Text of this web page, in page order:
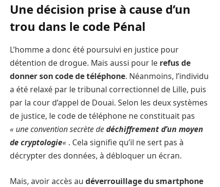
Une décision prise à cause d’un
trou dans le code Pénal
L’homme a donc été poursuivi en justice pour
détention de drogue. Mais aussi pour le refus de
donner son code de téléphone. Néanmoins, l’individu
a été relaxé par le tribunal correctionnel de Lille, puis
par la cour d’appel de Douai. Selon les deux systèmes
de justice, le code de téléphone ne constituait pas
« une convention secrète dedéchiffrement d’un moyen
de cryptologie« . Cela signifie qu’il ne sert pas à
décrypter des données, à débloquer un écran.
Mais, avoir accès au déverrouillage du smartphone